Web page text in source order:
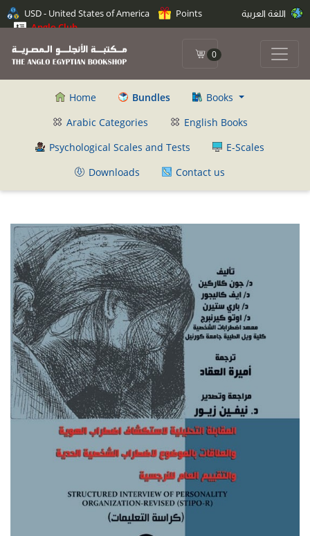
USD - United States of America
Points
Anglo Club
0
Home Bundles
Books
Arabic Categories
English Books
Psychological Scales and Tests
E-Scales
Downloads
Contact us